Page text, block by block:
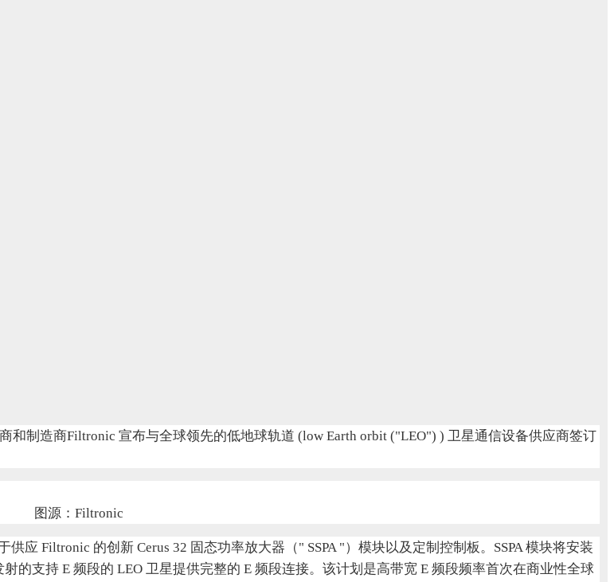
制造商Filtronic 宣布与全球领先的低地球轨道 (low Earth orbit ("LEO") ) 卫星通信设备供应商签订
图源：Filtronic
应 Filtronic 的创新 Cerus 32 固态功率放大器（" SSPA "）模块以及定制控制板。SSPA 模块将安装
的支持 E 频段的 LEO 卫星提供完整的 E 频段连接。该计划是高带宽 E 频段频率首次在商业性全球